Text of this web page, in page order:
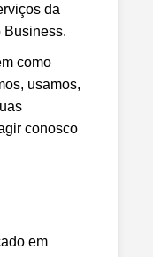
da
Business.
como
usamos,
conosco
em